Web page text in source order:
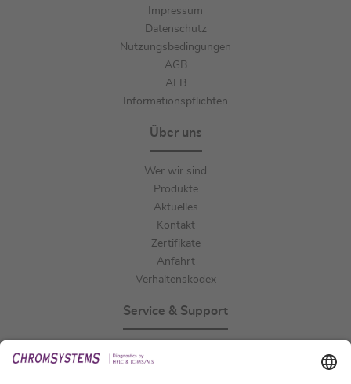
Impressum
Datenschutz
Nutzungsbedingungen
AGB
AEB
Informationspflichten
Über uns
Wer wir sind
Produkte
Aktuelles
Kontakt
Zertifikate
Anfahrt
Verhaltenskodex
Service & Support